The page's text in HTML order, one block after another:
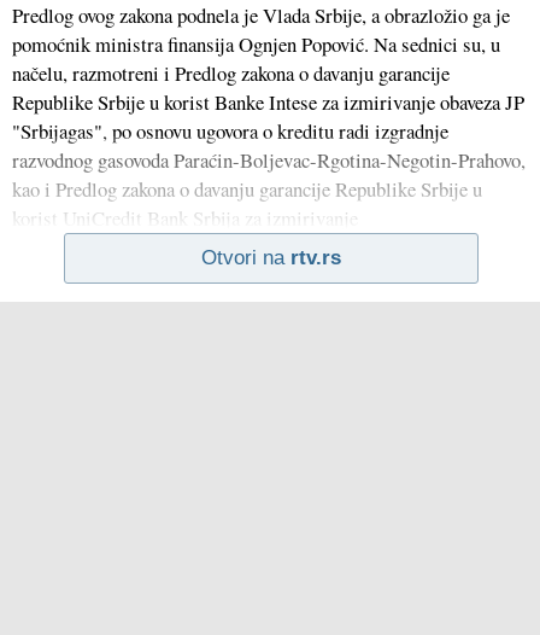
Predlog ovog zakona podnela je Vlada Srbije, a obrazložio ga je
pomoćnik ministra finansija Ognjen Popović. Na sednici su, u
načelu, razmotreni i Predlog zakona o davanju garancije
Republike Srbije u korist Banke Intese za izmirivanje obaveza JP
"Srbijagas", po osnovu ugovora o kreditu radi izgradnje
razvodnog gasovoda Paraćin-Boljevac-Rgotina-Negotin-Prahovo,
kao i Predlog zakona o davanju garancije Republike Srbije u
korist UniCredit Bank Srbija za izmirivanje
Otvori na rtv.rs